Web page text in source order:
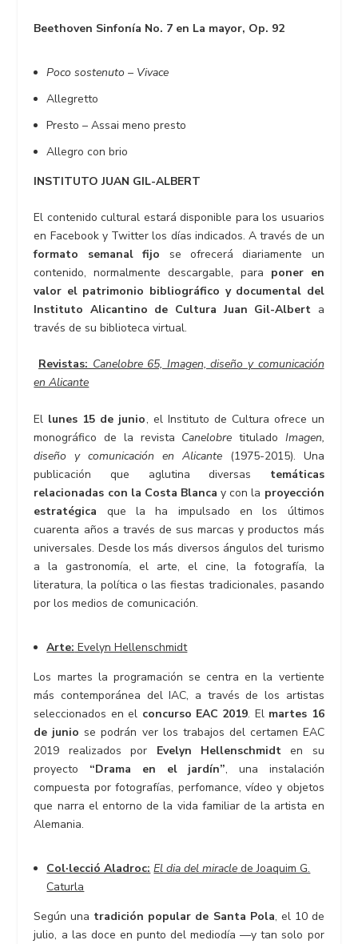
Beethoven Sinfonía No. 7 en La mayor, Op. 92
Poco sostenuto – Vivace
Allegretto
Presto – Assai meno presto
Allegro con brio
INSTITUTO JUAN GIL-ALBERT
El contenido cultural estará disponible para los usuarios
en Facebook y Twitter los días indicados. A través de un
formato semanal fijo se ofrecerá diariamente un
contenido, normalmente descargable, para poner en
valor el patrimonio bibliográfico y documental del
Instituto Alicantino de Cultura Juan Gil-Albert a
través de su biblioteca virtual.
Revistas: Canelobre 65, Imagen, diseño y comunicación
en Alicante
El lunes 15 de junio, el Instituto de Cultura ofrece un
monográfico de la revista Canelobre titulado Imagen,
diseño y comunicación en Alicante(1975-2015). Una
publicación que aglutina diversas temáticas
relacionadas con la Costa Blancay con la proyección
estratégica que la ha impulsado en los últimos
cuarenta años a través de sus marcas y productos más
universales. Desde los más diversos ángulos del turismo
a la gastronomía, el arte, el cine, la fotografía, la
literatura, la política o las fiestas tradicionales, pasando
por los medios de comunicación.
Arte: Evelyn Hellenschmidt
Los martes la programación se centra en la vertiente
más contemporánea del IAC, a través de los artistas
seleccionados en el concurso EAC 2019. El martes 16
de junio se podrán ver los trabajos del certamen EAC
2019 realizados por Evelyn Hellenschmidten su
proyecto “Drama en el jardín”, una instalación
compuesta por fotografías, perfomance, vídeo y objetos
que narra el entorno de la vida familiar de la artista en
Alemania.
Col·lecció Aladroc: El dia del miracle de Joaquim G.
Caturla
Según una tradición popular de Santa Pola, el 10 de
julio, a las doce en punto del mediodía —y tan solo por